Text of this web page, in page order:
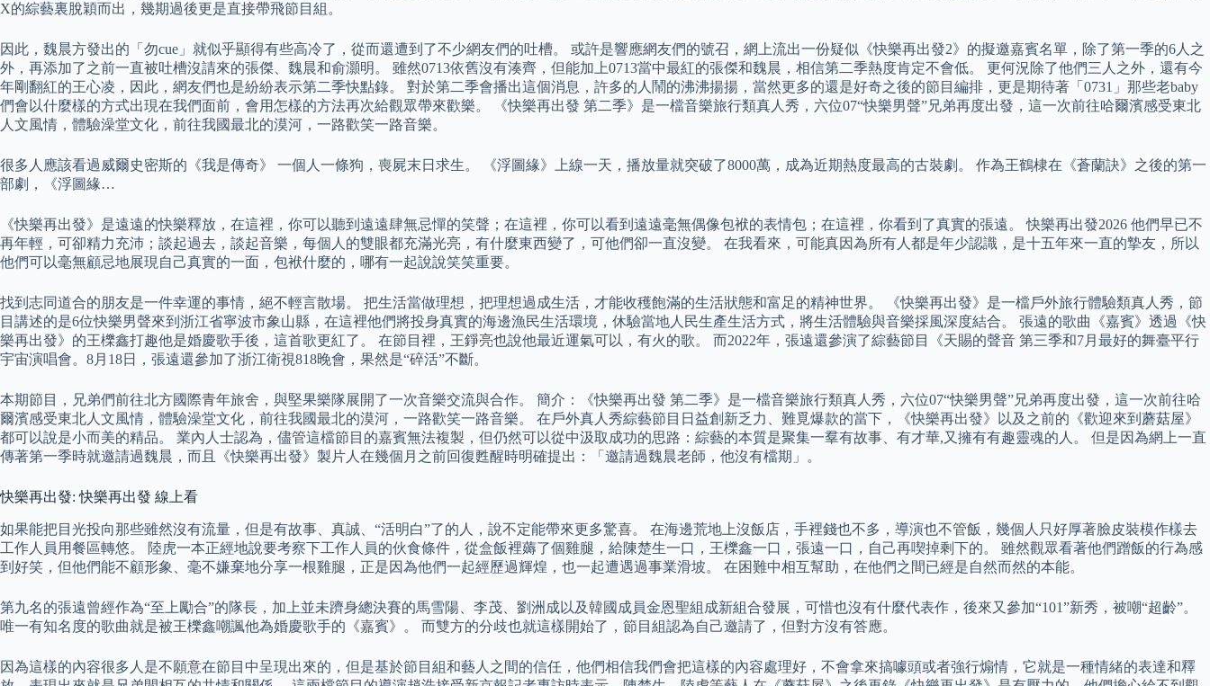
X的綜藝裏脫穎而出，幾期過後更是直接帶飛節目組。
因此，魏晨方發出的「勿cue」就似乎顯得有些高冷了，從而還遭到了不少網友們的吐槽。 或許是響應網友們的號召，網上流出一份疑似《快樂再出發2》的擬邀嘉賓名單，除了第一季的6人之
外，再添加了之前一直被吐槽沒請來的張傑、魏晨和俞灝明。 雖然0713依舊沒有湊齊，但能加上0713當中最紅的張傑和魏晨，相信第二季熱度肯定不會低。 更何況除了他們三人之外，還有今
年剛翻紅的王心凌，因此，網友們也是紛紛表示第二季快點錄。 對於第二季會播出這個消息，許多的人鬧的沸沸揚揚，當然更多的還是好奇之後的節目編排，更是期待著「0731」那些老baby
們會以什麼樣的方式出現在我們面前，會用怎樣的方法再次給觀眾帶來歡樂。 《快樂再出發 第二季》是一檔音樂旅行類真人秀，六位07“快樂男聲”兄弟再度出發，這一次前往哈爾濱感受東北
人文風情，體驗澡堂文化，前往我國最北的漠河，一路歡笑一路音樂。
很多人應該看過威爾史密斯的《我是傳奇》 一個人一條狗，喪屍末日求生。 《浮圖緣》上線一天，播放量就突破了8000萬，成為近期熱度最高的古裝劇。 作為王鶴棣在《蒼蘭訣》之後的第一
部劇，《浮圖緣…
《快樂再出發》是遠遠的快樂釋放，在這裡，你可以聽到遠遠肆無忌憚的笑聲；在這裡，你可以看到遠遠毫無偶像包袱的表情包；在這裡，你看到了真實的張遠。 快樂再出發2026 他們早已不
再年輕，可卻精力充沛；談起過去，談起音樂，每個人的雙眼都充滿光亮，有什麼東西變了，可他們卻一直沒變。 在我看來，可能真因為所有人都是年少認識，是十五年來一直的摯友，所以
他們可以毫無顧忌地展現自己真實的一面，包袱什麼的，哪有一起說說笑笑重要。
找到志同道合的朋友是一件幸運的事情，絕不輕言散場。 把生活當做理想，把理想過成生活，才能收穫飽滿的生活狀態和富足的精神世界。 《快樂再出發》是一檔戶外旅行體驗類真人秀，節
目講述的是6位快樂男聲來到浙江省寧波市象山縣，在這裡他們將投身真實的海邊漁民生活環境，休驗當地人民生產生活方式，將生活體驗與音樂採風深度結合。 張遠的歌曲《嘉賓》透過《快
樂再出發》的王櫟鑫打趣他是婚慶歌手後，這首歌更紅了。 在節目裡，王錚亮也說他最近運氣可以，有火的歌。 而2022年，張遠還參演了綜藝節目《天賜的聲音 第三季和7月最好的舞臺平行
宇宙演唱會。8月18日，張遠還參加了浙江衛視818晚會，果然是“碎活”不斷。
本期節目，兄弟們前往北方國際青年旅舍，與堅果樂隊展開了一次音樂交流與合作。 簡介：《快樂再出發 第二季》是一檔音樂旅行類真人秀，六位07“快樂男聲”兄弟再度出發，這一次前往哈
爾濱感受東北人文風情，體驗澡堂文化，前往我國最北的漠河，一路歡笑一路音樂。 在戶外真人秀綜藝節目日益創新乏力、難覓爆款的當下，《快樂再出發》以及之前的《歡迎來到蘑菇屋》
都可以說是小而美的精品。 業內人士認為，儘管這檔節目的嘉賓無法複製，但仍然可以從中汲取成功的思路：綜藝的本質是聚集一羣有故事、有才華,又擁有有趣靈魂的人。 但是因為網上一直
傳著第一季時就邀請過魏晨，而且《快樂再出發》製片人在幾個月之前回復甦醒時明確提出：「邀請過魏晨老師，他沒有檔期」。
快樂再出發: 快樂再出發 線上看
如果能把目光投向那些雖然沒有流量，但是有故事、真誠、“活明白”了的人，說不定能帶來更多驚喜。 在海邊荒地上沒飯店，手裡錢也不多，導演也不管飯，幾個人只好厚著臉皮裝模作樣去
工作人員用餐區轉悠。 陸虎一本正經地說要考察下工作人員的伙食條件，從盒飯裡薅了個雞腿，給陳楚生一口，王櫟鑫一口，張遠一口，自己再喫掉剩下的。 雖然觀眾看著他們蹭飯的行為感
到好笑，但他們能不顧形象、毫不嫌棄地分享一根雞腿，正是因為他們一起經歷過輝煌，也一起遭遇過事業滑坡。 在困難中相互幫助，在他們之間已經是自然而然的本能。
第九名的張遠曾經作為“至上勵合”的隊長，加上並未躋身總決賽的馬雪陽、李茂、劉洲成以及韓國成員金恩聖組成新組合發展，可惜也沒有什麼代表作，後來又參加“101”新秀，被嘲“超齡”。
唯一有知名度的歌曲就是被王櫟鑫嘲諷他為婚慶歌手的《嘉賓》。 而雙方的分歧也就這樣開始了，節目組認為自己邀請了，但對方沒有答應。
因為這樣的內容很多人是不願意在節目中呈現出來的，但是基於節目組和藝人之間的信任，他們相信我們會把這樣的內容處理好，不會拿來搞噱頭或者強行煽情，它就是一種情緒的表達和釋